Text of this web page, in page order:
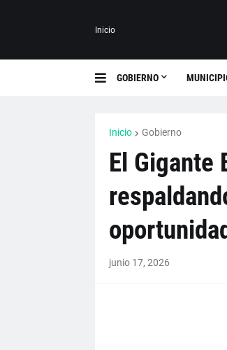
Inicio
GOBIERNO
Inicio Gobierno
El Gigante
junio 17, 2026